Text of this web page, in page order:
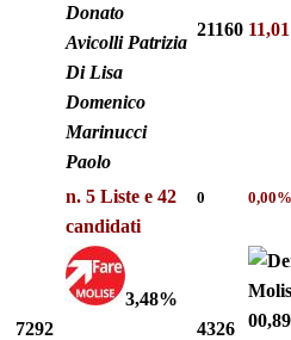
Donato
Avicolli Patrizia
Di Lisa
Domenico
Marinucci
Paolo
21160
n. 5 Liste e 42
candidati
0 0,00%
7292
3,48%
4326